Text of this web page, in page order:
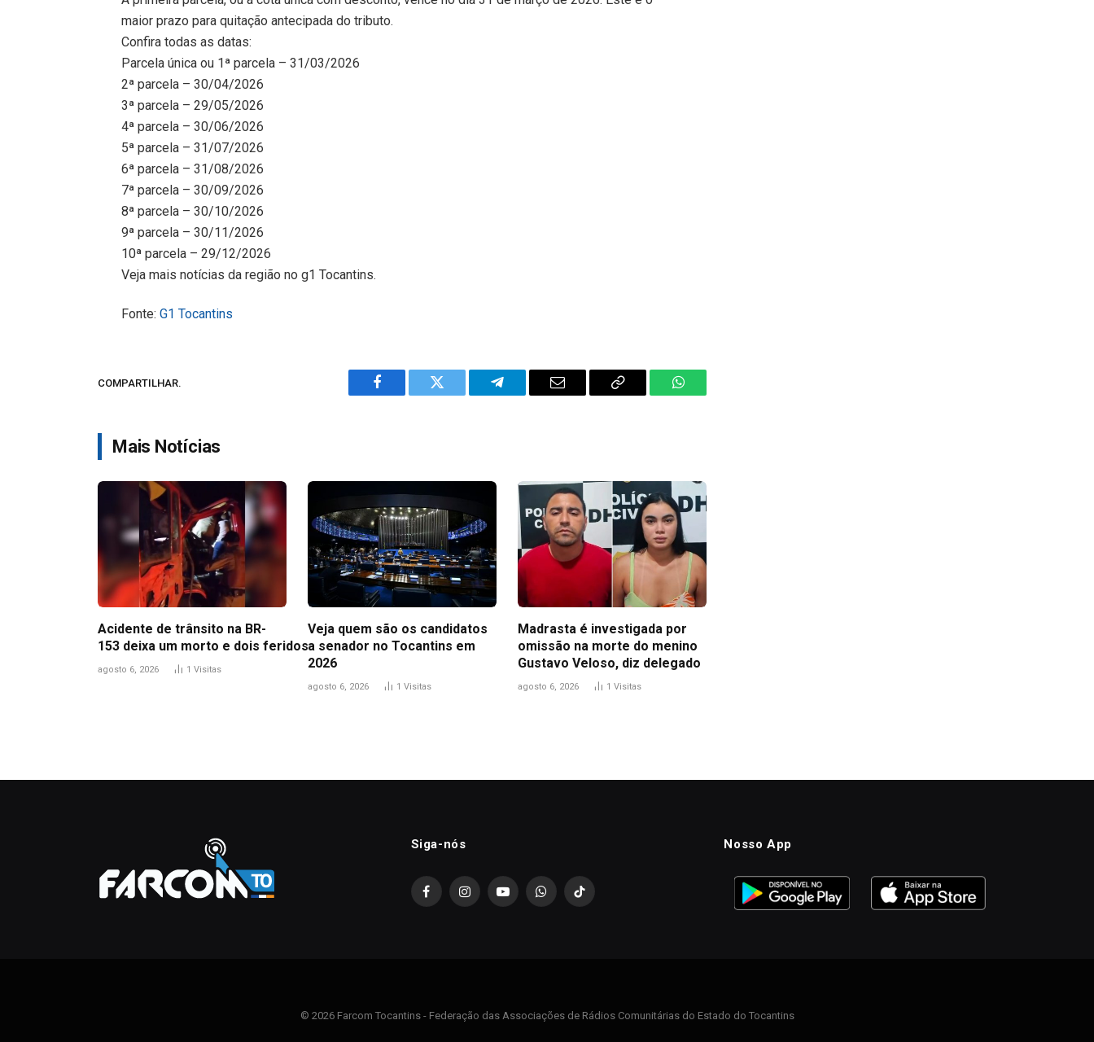
maior prazo para quitação antecipada do tributo.
Confira todas as datas:
Parcela única ou 1ª parcela – 31/03/2026
2ª parcela – 30/04/2026
3ª parcela – 29/05/2026
4ª parcela – 30/06/2026
5ª parcela – 31/07/2026
6ª parcela – 31/08/2026
7ª parcela – 30/09/2026
8ª parcela – 30/10/2026
9ª parcela – 30/11/2026
10ª parcela – 29/12/2026
Veja mais notícias da região no g1 Tocantins.
Fonte:G1 Tocantins
COMPARTILHAR.
Facebook Twitter Telegram Email
Copy
WhatsApp
Mais Notícias
Acidente de trânsito na BR-
153 deixa um morto e dois feridos
agosto 6, 2026 1 Visitas
Veja quem são os candidatos
a senador no Tocantins em
2026
agosto 6, 2026 1 Visitas
Madrasta é investigada por
omissão na morte do menino
Gustavo Veloso, diz delegado
agosto 6, 2026 1 Visitas
Siga-nós
FacebookInstagramYouTubeWhatsAppTikTok
Nosso App
© 2026 Farcom Tocantins - Federação das Associações de Rádios Comunitárias do Estado do Tocantins